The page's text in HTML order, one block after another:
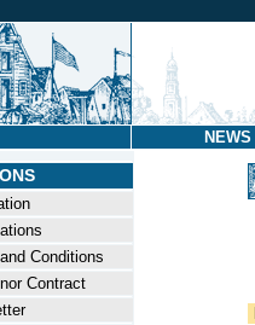
NEWS
Conditions
Contract